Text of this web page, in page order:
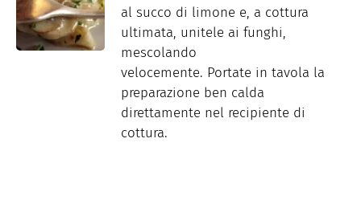
al succo di limone e, a cottura
ultimata, unitele ai funghi,
mescolando
velocemente. Portate in tavola la
preparazione ben calda
direttamente nel recipiente di
cottura.